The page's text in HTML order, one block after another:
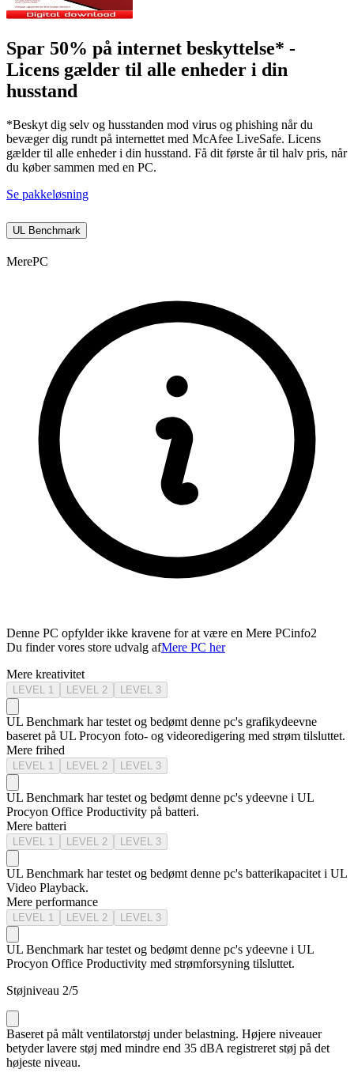
Spar 50% på internet beskyttelse* -
Licens gælder til alle enheder i din
husstand
*Beskyt dig selv og husstanden mod virus og phishing når du
bevæger dig rundt på internettet med McAfee LiveSafe. Licens
gælder til alle enheder i din husstand. Få dit første år til halv pris, når
du køber sammen med en PC.
Se pakkeløsning
UL Benchmark
MerePC
Denne PC opfylder ikke kravene for at være en Mere PCinfo2
Du finder vores store udvalg afMere PC her
Mere kreativitet
LEVEL 1 LEVEL 2 LEVEL 3
UL Benchmark har testet og bedømt denne pc's grafikydeevne
baseret på UL Procyon foto- og videoredigering med strøm tilsluttet.
Mere frihed
LEVEL 1 LEVEL 2 LEVEL 3
UL Benchmark har testet og bedømt denne pc's ydeevne i UL
Procyon Office Productivity på batteri.
Mere batteri
LEVEL 1 LEVEL 2 LEVEL 3
UL Benchmark har testet og bedømt denne pc's batterikapacitet i UL
Video Playback.
Mere performance
LEVEL 1 LEVEL 2 LEVEL 3
UL Benchmark har testet og bedømt denne pc's ydeevne i UL
Procyon Office Productivity med strømforsyning tilsluttet.
Støjniveau 2/5
Baseret på målt ventilatorstøj under belastning. Højere niveauer
betyder lavere støj med mindre end 35 dBA registreret støj på det
højeste niveau.